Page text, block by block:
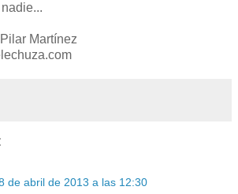
Martínez
de abril de 2013 a las 12:30